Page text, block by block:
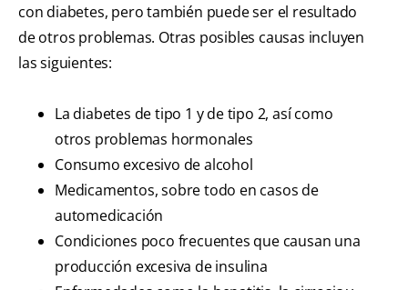
con diabetes, pero también puede ser el resultado
de otros problemas. Otras posibles causas incluyen
las siguientes:
La diabetes de tipo 1 y de tipo 2, así como
otros problemas hormonales
Consumo excesivo de alcohol
Medicamentos, sobre todo en casos de
automedicación
Condiciones poco frecuentes que causan una
producción excesiva de insulina